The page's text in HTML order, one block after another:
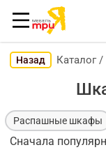
Назад Каталог /
Распашные шкафы
Сначала